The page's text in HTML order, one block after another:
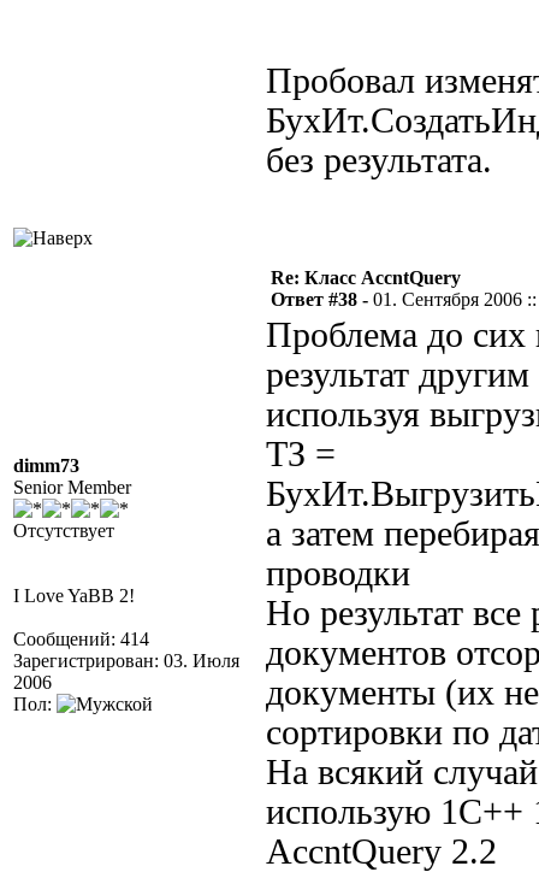
Пробовал
без результата.
dimm73
Senior Member
Отсутствует
I Love YaBB 2!
Сообщений: 414
Зарегистрирован: 03. Июля
2006
Пол:
Re: Класс AccntQuery
Ответ #38 - 01. Сентября 2006
Проблема до сих
результат
используя
ТЗ =
а затем
проводки
Но результат все
документов
документы (их
сортировки по
На всякий
использую 1С++
AccntQuery 2.2